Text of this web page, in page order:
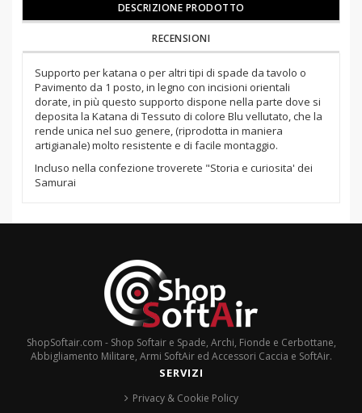
DESCRIZIONE PRODOTTO
RECENSIONI
Supporto per katana o per altri tipi di spade da tavolo o
Pavimento da 1 posto, in legno con incisioni orientali
dorate, in più questo supporto dispone nella parte dove si
deposita la Katana di Tessuto di colore Blu vellutato, che la
rende unica nel suo genere, (riprodotta in maniera
artigianale) molto resistente e di facile montaggio.
Incluso nella confezione troverete "Storia e curiosita' dei
Samurai
ShopSoftair.com - Shop Softair e Spade, Archi, Fionde e Cerbottane,
Abbigliamento Militare, Armi SoftAir ed Accessori Caccia e SoftAir.
SERVIZI
Privacy & Cookie Policy